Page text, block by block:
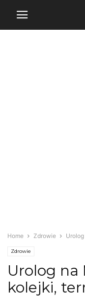
Home Zdrowie
Zdrowie
Urolog na
kolejki,